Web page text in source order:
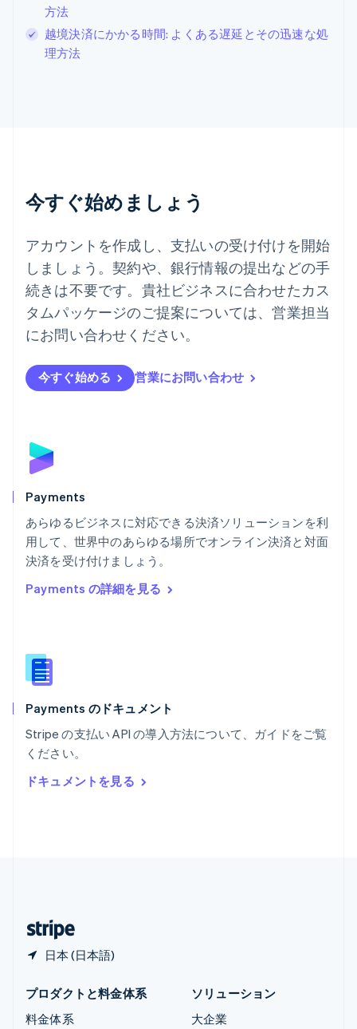
方法
越境決済にかかる時間: よくある遅延とその迅速な処
理方法
今すぐ始めましょう
アカウントを作成し、支払いの受け付けを開始
しましょう。契約や、銀行情報の提出などの手
続きは不要です。貴社ビジネスに合わせたカス
タムパッケージのご提案については、営業担当
にお問い合わせください。
今すぐ始める 営業にお問い合わせ
Payments
あらゆるビジネスに対応できる決済ソリューションを利
用して、世界中のあらゆる場所でオンライン決済と対面
決済を受け付けましょう。
Payments の詳細を見る
Payments のドキュメント
Stripe の支払い API の導入方法について、ガイドをご覧
ください。
ドキュメントを見る
日本 (日本語)
Svenska
スペイン
EspañolEnglish
スロバキア
English
Deutsch English
ニュージーランド
English
ノルウェー
ハンガリー
English
EnglishSvenska
ブラジル
ブルガリア
English
Nederlands
English
ポルトガル
PortuguêsEnglish
English
Español
ラトビア
リトアニア
リヒテンシュタイン
Deutsch
ルーマニア
English
プロダクトと料金体系
料金体系
ソリューション
大企業